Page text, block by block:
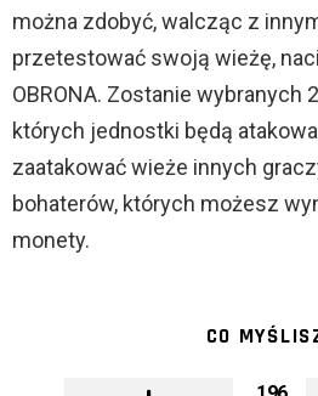
można zdobyć, walcząc z
przetestować swoją wieżę,
OBRONA. Zostanie wybranych
których jednostki będą
zaatakować wieże innych
bohaterów, których możesz
monety.
CO